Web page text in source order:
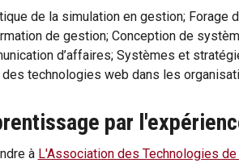
de la simulation en gestion; Forage
de gestion; Conception de
d’affaires; Systèmes et
technologies web dans les
par
à L'Association des Technologies de